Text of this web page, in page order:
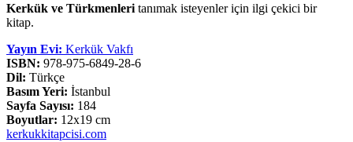
Kerkük ve Türkmenleri tanımak isteyenler için ilgi çekici bir
kitap.
Yayın Evi: Kerkük Vakfı
ISBN: 978-975-6849-28-6
Dil: Türkçe
Basım Yeri: İstanbul
Sayfa Sayısı: 184
Boyutlar: 12x19 cm
kerkukkitapcisi.com